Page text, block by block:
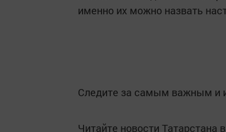
именно их можно назвать
Следите за самым важным и
Читайте новости